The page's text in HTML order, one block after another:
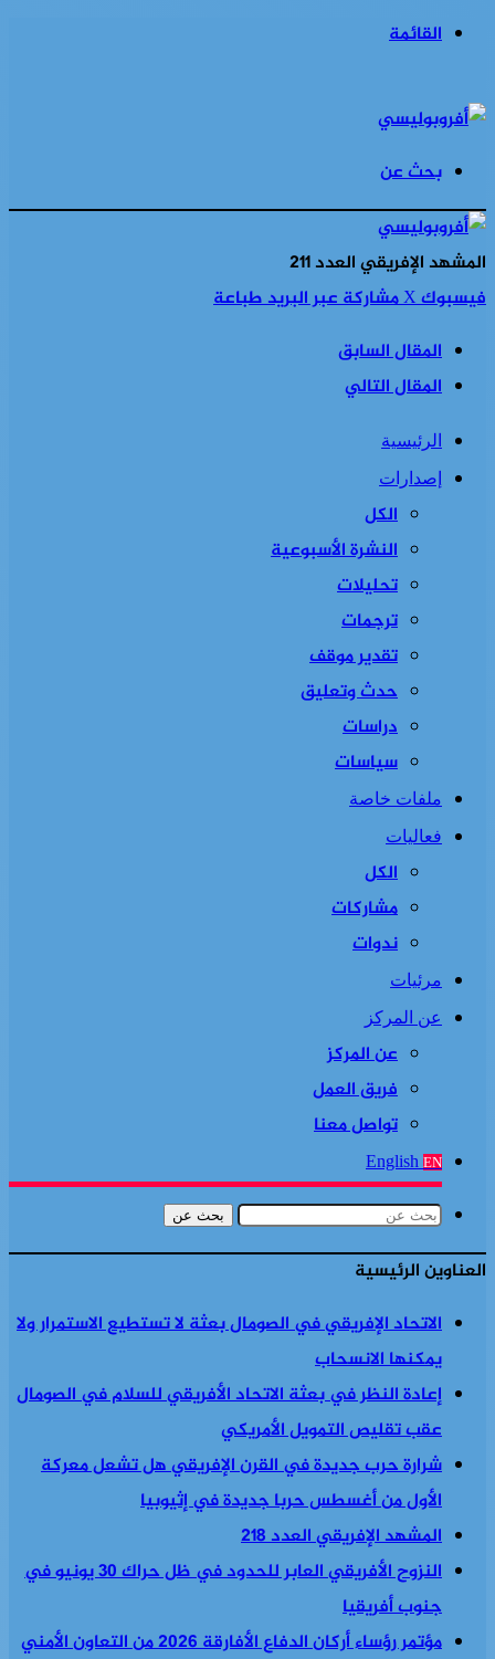
القائمة
بحث عن
المشهد الإفريقي العدد 211
فيسبوك‫Xمشاركة عبر البريدطباعة
المقال السابق
المقال التالي
الرئيسية
إصدارات
الكل
النشرة الأسبوعية
تحليلات
ترجمات
تقدير موقف
حدث وتعليق
دراسات
سياسات
ملفات خاصة
فعاليات
الكل
مشاركات
ندوات
مرئيات
عن المركز
عن المركز
فريق العمل
تواصل معنا
English EN
بحث عن
العناوين الرئيسية
الاتحاد الإفريقي في الصومال بعثة لا تستطيع الاستمرار ولا
يمكنها الانسحاب
إعادة النظر في بعثة الاتحاد الأفريقي للسلام في الصومال
عقب تقليص التمويل الأمريكي
شرارة حرب جديدة في القرن الإفريقي هل تشعل معركة
الأول من أغسطس حربا جديدة في إثيوبيا
المشهد الإفريقي العدد 218
النزوح الأفريقي العابر للحدود في ظل حراك 30 يونيو في
جنوب أفريقيا
مؤتمر رؤساء أركان الدفاع الأفارقة 2026 من التعاون الأمني